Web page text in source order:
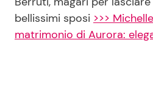
bellissimi sposi >>>
matrimonio di Aurora: